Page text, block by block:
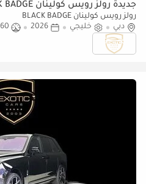
جديدة رولز رويس كولينان BLACK BADGE
رولز رويس كولينان BLACK BADGE
دبي
خليجي 2026
60 كيلومتر